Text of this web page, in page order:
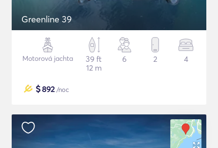
Greenline 39
Motorová jachta
39 ft
12 m
6 2 4
$892/noc